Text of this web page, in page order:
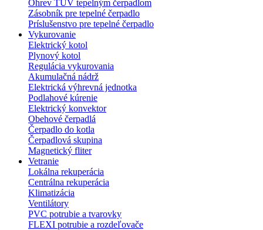
Ohrev TUV tepelným čerpadlom
Zásobník pre tepelné čerpadlo
Príslušenstvo pre tepelné čerpadlo
Vykurovanie
Elektrický kotol
Plynový kotol
Regulácia vykurovania
Akumulačná nádrž
Elektrická výhrevná jednotka
Podlahové kúrenie
Elektrický konvektor
Obehové čerpadlá
Čerpadlo do kotla
Čerpadlová skupina
Magnetický fliter
Vetranie
Lokálna rekuperácia
Centrálna rekuperácia
Klimatizácia
Ventilátory
PVC potrubie a tvarovky
FLEXI potrubie a rozdeľovače